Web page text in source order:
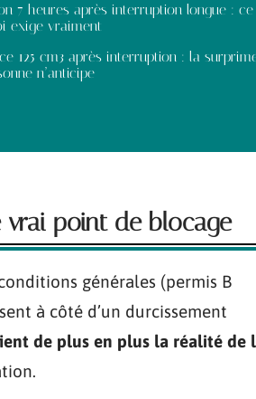
7 heures après interruption longue : ce
exige vraiment
125 cm3 après interruption : la
n’anticipe
vrai point de blocage
générales (permis B
à côté d’un durcissement
de plus en plus la réalité de